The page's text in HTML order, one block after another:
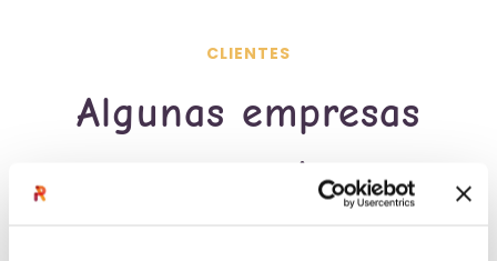
CLIENTES
Algunas empresas
que nos han